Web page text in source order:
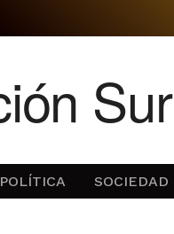
POLÍTICA SOCIEDAD